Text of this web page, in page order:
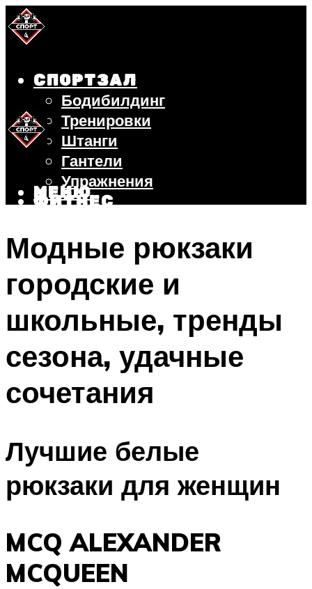
СПОРТЗАЛ
Бодибилдинг
Тренировки
Штанги
Гантели
Упражнения
ФИТНЕС
ВЕЛОСИПЕД
ПОХУДЕНИЕ
МЕНЮ
МЕНЮ
Модные рюкзаки
городские и
школьные, тренды
сезона, удачные
сочетания
Лучшие белые
рюкзаки для женщин
MCQ ALEXANDER
MCQUEEN